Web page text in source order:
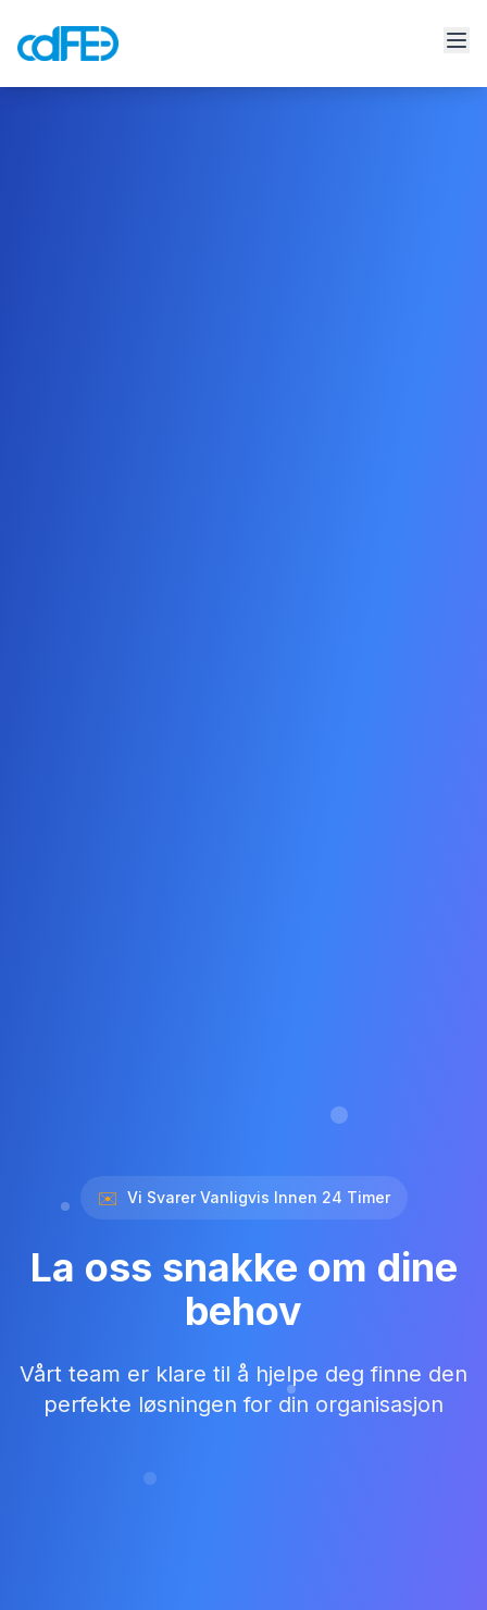
✉️ Vi Svarer Vanligvis Innen 24 Timer
La oss snakke om dine
behov
Vårt team er klare til å hjelpe deg finne den
perfekte løsningen for din organisasjon